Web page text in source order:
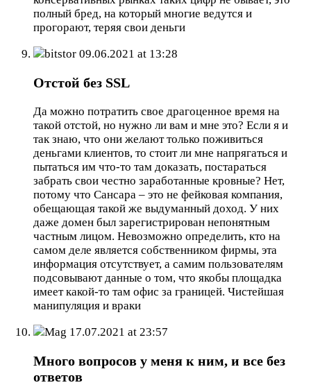
полный бред, на который многие ведутся и
прогорают, теряя свои деньги
bitstor 09.06.2021 at 13:28
Отстой без SSL
Да можно потратить свое драгоценное время на
такой отстой, но нужно ли вам и мне это? Если я и
так знаю, что они желают только поживиться
деньгами клиентов, то стоит ли мне напрягаться и
пытаться им что-то там доказать, постараться
забрать свои честно заработанные кровные? Нет,
потому что Сансара – это не фейковая компания,
обещающая такой же выдуманный доход. У них
даже домен был зарегистрирован непонятным
частным лицом. Невозможно определить, кто на
самом деле является собственником фирмы, эта
информация отсутствует, а самим пользователям
подсовывают данные о том, что якобы площадка
имеет какой-то там офис за границей. Чистейшая
манипуляция и враки
Mag 17.07.2021 at 23:57
Много вопросов у меня к ним, и все без
ответов